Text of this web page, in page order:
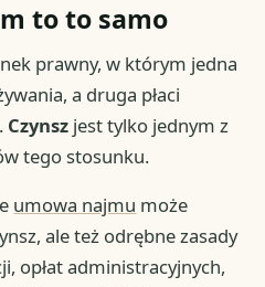
to to samo
prawny, w którym jedna
a druga płaci
Czynsz jest tylko jednym z
tego stosunku.
umowa najmu może
ale też odrębne zasady
opłat administracyjnych,